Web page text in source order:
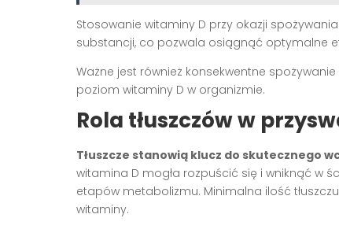
Stosowanie witaminy D przy okazji
substancji, co pozwala osiągnąć optymalne
Ważne jest również konsekwentne
poziom witaminy D w organizmie.
Rola tłuszczów w
Tłuszcze stanowią klucz do skutecznego
witamina D mogła rozpuścić się i wniknąć w
etapów metabolizmu. Minimalna ilość
witaminy.